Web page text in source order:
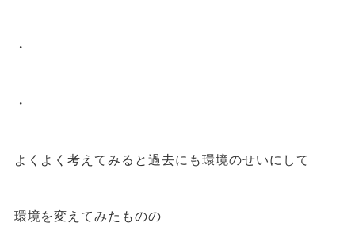
・
・
よくよく考えてみると過去にも環境のせいにして
環境を変えてみたものの